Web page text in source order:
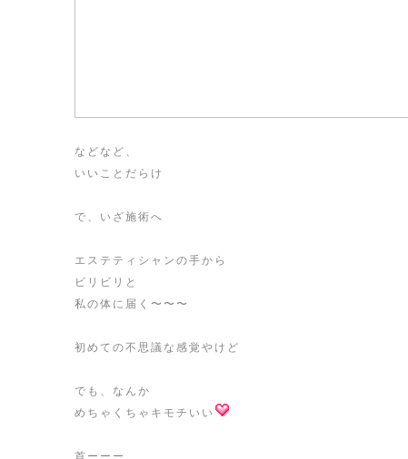
などなど、
いいことだらけ
で、いざ施術へ
エステティシャンの手から
ビリビリと
私の体に届く〜〜〜
初めての不思議な感覚やけど
でも、なんか
めちゃくちゃキモチいい
首ーーー